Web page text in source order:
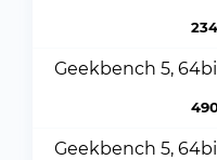
Geekbench 5,
Geekbench 5,